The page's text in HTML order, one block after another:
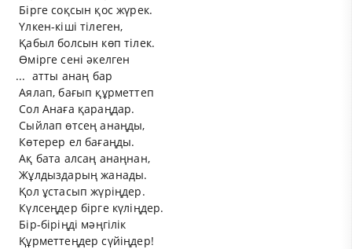
Бірге соқсын қос жүрек.
Үлкен-кіші тілеген,
Қабыл болсын көп тілек.
Өмірге сені әкелген
... атты анаң бар
Аялап, бағып құрметтеп
Сол Анаға қараңдар.
Сыйлап өтсең анаңды,
Көтерер ел бағаңды.
Ақ бата алсаң анаңнан,
Жұлдыздарың жанады.
Қол ұстасып жүріңдер.
Күлсеңдер бірге күліңдер.
Бір-біріңді мәңгілік
Құрметтеңдер сүйіңдер!